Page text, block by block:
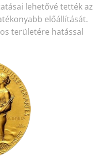
lehetővé tették az
előállítását.
területére hatással